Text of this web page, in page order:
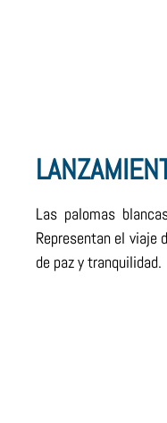
Las palomas
Representan el viaje
de paz y tranquilidad.